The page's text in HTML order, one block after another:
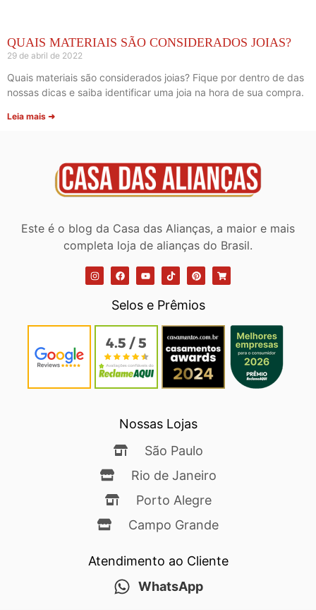
QUAIS MATERIAIS SÃO CONSIDERADOS JOIAS?
29 de abril de 2022
Quais materiais são considerados joias? Fique por dentro de das
nossas dicas e saiba identificar uma joia na hora de sua compra.
Leia mais ➜
Este é o blog da Casa das Alianças, a maior e mais
completa loja de alianças do Brasil.
Selos e Prêmios
Nossas Lojas
São Paulo
Rio de Janeiro
Porto Alegre
Campo Grande
Atendimento ao Cliente
WhatsApp